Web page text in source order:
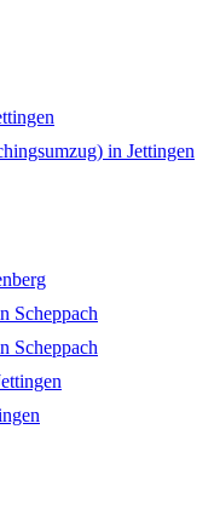
in Jettingen
Scheppach
Scheppach